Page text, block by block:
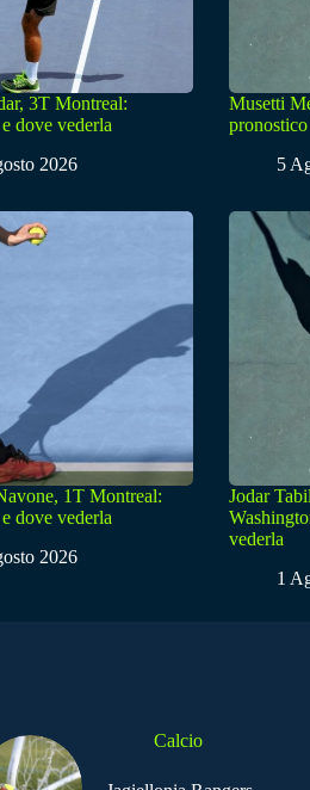
3T Montreal:
dove vederla
2026
Musetti
5
1T Montreal:
dove vederla
2026
Jodar
vederla
1
Calcio